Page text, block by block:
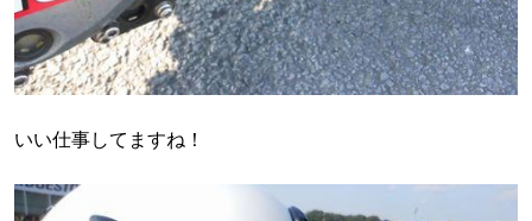
いい仕事してますね！